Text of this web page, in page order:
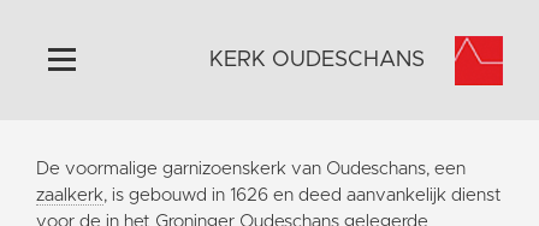
Home
Algemeen
KERK OUDESCHANS
De voormalige garnizoenskerk van Oudeschans, een
zaalkerk, is gebouwd in 1626 en deed aanvankelijk dienst
voor de in het Groninger Oudeschans gelegerde